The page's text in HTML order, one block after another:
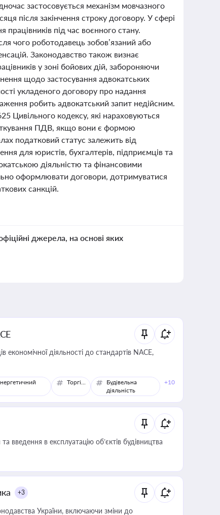
застосовується механізм мовчазного
після закінчення строку договору. У сфері
під час воєнного стану.
чого роботодавець зобов’язаний або
Законодавство також визнає
у зоні бойових дій, забороняючи
щодо застосування адвокатських
укладеного договору про надання
робить адвокатський запит недійсним.
Цивільного кодексу, які нараховуються
ПДВ, якщо вони є формою
податковий статус залежить від
для юристів, бухгалтерів, підприємців та
діяльністю та фінансовими
оформлювати договори, дотримуватися
санкцій.
джерела, на основі яких
економічної діяльності до стандартів NACE,
Торгівля
Будівельна
діяльність
+10
введення в експлуатацію об’єктів будівництва
+3
України, включаючи зміни до